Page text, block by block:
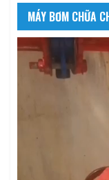
MÁY BƠM CHỮA
Trình
chơi